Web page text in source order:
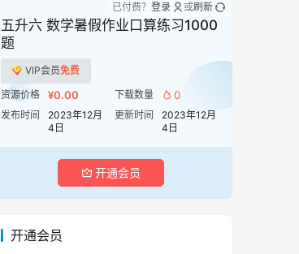
五升六 数学暑假作业口算练习1000
题
VIP会员免费
资源价格
¥0.00 下载数量 0
发布时间
2023年12月
4日
更新时间
2023年12月
4日
开通会员
已付费？ 登录 或刷新
开通会员